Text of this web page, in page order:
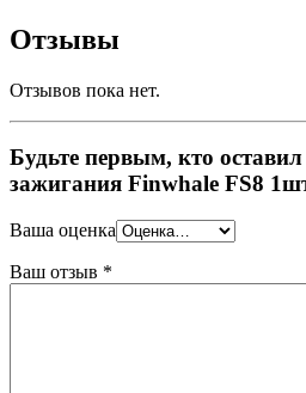
Отзывы
Отзывов пока нет.
Будьте первым, кто
зажигания Finwhale FS8
Ваша оценка
Ваш отзыв *